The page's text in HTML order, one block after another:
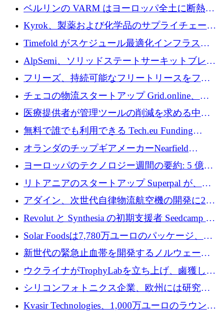
が 2,000 万ユーロを調達
ベルリンの VARM はヨーロッパ全土に断熱材
を拡張するために 1,750 万ユーロを投資
Kyrok、製薬および化学品のサプライチェーン
に AI を導入するために 310 万ユーロを確保
Timefold がスケジュール最適化インフラスト
ラクチャを拡張するためにシリーズ A で
1,300 万ドルを調達
AlpSemi、ソリッドステートサーキットブレー
カー技術の進歩のために1,700万ユーロを調達
フリーズ、持続可能なフリートリースをフラ
ンス全土に拡大するために1,300万ユーロを確
保
チェコの物流スタートアップ Grid.online、配
送量が 1 年で 10 倍に増加し、400 万ユーロの
医療提供者が管理ツールの削減を求める中、
a16z が Prosper AI を 3,000 万ドルで支援
無料で誰でも利用できる Tech.eu Funding
Explorer のご紹介
オランダのチップギアメーカーNearfield
Instrumentsが3億8,000万ドルを調達
ヨーロッパのテクノロジー週間の要約: 5 億
8,500 万ユーロを超える 60 以上のテクノロジ
ー資金調達取引
リトアニアのスタートアップ Superpal が、
Slack 内に構築された AI コワーカー プラット
フォームのために 50 万ユーロを調達
アダイン、次世代自律物流航空機の開発に250
万ユーロを確保
Revolut と Synthesia の初期支援者 Seedcamp が
3 億 2,000 万ドルを調達、米国に投資
Solar Foodsは7,780万ユーロのパッケージ、5
億ユーロの防衛および二重用途成長基金EDM
を開始、ヨーロッパのシリコンフォトニクス
に警告
新世代の緊急止血帯を開発するノルウェーの
スタートアップ企業を紹介する
ウクライナがTrophyLabを立ち上げ、鹵獲した
ロシア兵器を戦場の研究開発プラットフォー
ムに変える
シリコンフォトニクス企業、欧州には研究を
商業的に成功させるためのインフラが不足し
Kvasir Technologies、1,000万ユーロのラウンド